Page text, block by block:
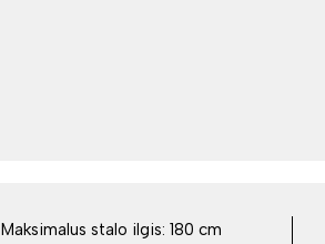
Maksimalus stalo ilgis: 180 cm